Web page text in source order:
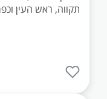
תקווה, ראש העין